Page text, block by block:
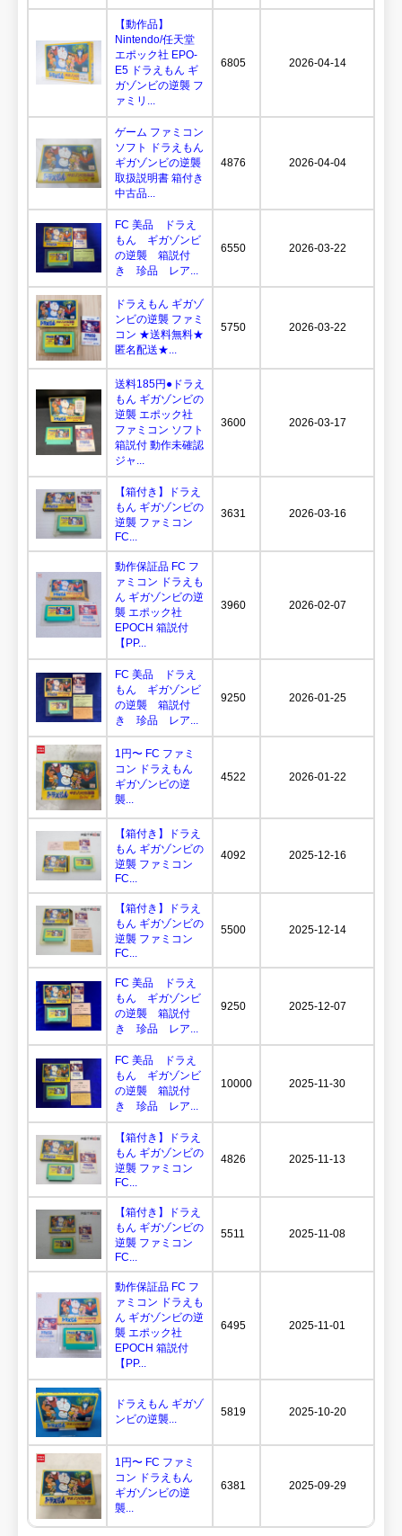
【動作品】
Nintendo/任天堂
エポック社 EPO-
E5 ドラえもん ギ
ガゾンビの逆襲 フ
ァミリ...
6805 2026-04-14
ゲーム ファミコン
ソフト ドラえもん
ギガゾンビの逆襲
取扱説明書 箱付き
中古品...
4876 2026-04-04
FC 美品 ドラえ
もん ギガゾンビ
の逆襲 箱説付
き 珍品 レア...
6550 2026-03-22
ドラえもん ギガゾ
ンビの逆襲 ファミ
コン ★送料無料★
匿名配送★...
5750 2026-03-22
送料185円●ドラえ
もん ギガゾンビの
逆襲 エポック社
ファミコン ソフト
箱説付 動作未確認
ジャ...
3600 2026-03-17
【箱付き】ドラえ
もん ギガゾンビの
逆襲 ファミコン
FC...
3631 2026-03-16
動作保証品 FC フ
ァミコン ドラえも
ん ギガゾンビの逆
襲 エポック社
EPOCH 箱説付
【PP...
3960 2026-02-07
FC 美品 ドラえ
もん ギガゾンビ
の逆襲 箱説付
き 珍品 レア...
9250 2026-01-25
1円〜 FC ファミ
コン ドラえもん
ギガゾンビの逆
襲...
4522 2026-01-22
【箱付き】ドラえ
もん ギガゾンビの
逆襲 ファミコン
FC...
4092 2025-12-16
【箱付き】ドラえ
もん ギガゾンビの
逆襲 ファミコン
FC...
5500 2025-12-14
FC 美品 ドラえ
もん ギガゾンビ
の逆襲 箱説付
き 珍品 レア...
9250 2025-12-07
FC 美品 ドラえ
もん ギガゾンビ
の逆襲 箱説付
き 珍品 レア...
10000 2025-11-30
【箱付き】ドラえ
もん ギガゾンビの
逆襲 ファミコン
FC...
4826 2025-11-13
【箱付き】ドラえ
もん ギガゾンビの
逆襲 ファミコン
FC...
5511 2025-11-08
動作保証品 FC フ
ァミコン ドラえも
ん ギガゾンビの逆
襲 エポック社
EPOCH 箱説付
【PP...
6495 2025-11-01
ドラえもん ギガゾ
ンビの逆襲...
5819 2025-10-20
1円〜 FC ファミ
コン ドラえもん
ギガゾンビの逆
襲...
6381 2025-09-29